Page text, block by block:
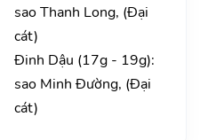
sao Thanh Long, (Đại
cát)
Đinh Dậu (17g - 19g):
sao Minh Đường, (Đại
cát)